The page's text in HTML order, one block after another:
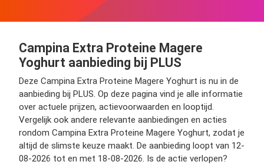
Campina Extra Proteine Magere
Yoghurt aanbieding bij PLUS
Deze Campina Extra Proteine Magere Yoghurt is nu in de
aanbieding bij PLUS. Op deze pagina vind je alle informatie
over actuele prijzen, actievoorwaarden en looptijd.
Vergelijk ook andere relevante aanbiedingen en acties
rondom Campina Extra Proteine Magere Yoghurt, zodat je
altijd de slimste keuze maakt. De aanbieding loopt van 12-
08-2026 tot en met 18-08-2026. Is de actie verlopen?